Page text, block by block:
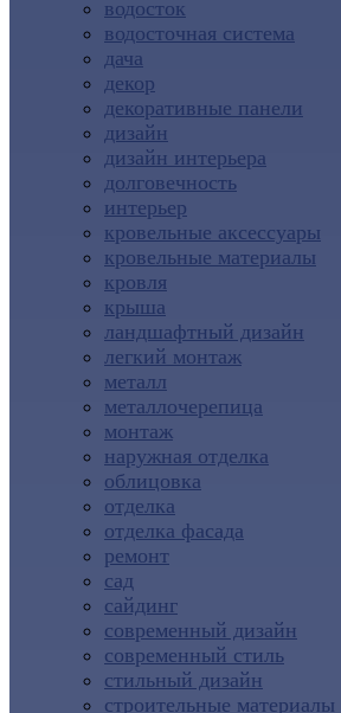
водосток
водосточная система
дача
декор
декоративные панели
дизайн
дизайн интерьера
долговечность
интерьер
кровельные аксессуары
кровельные материалы
кровля
крыша
ландшафтный дизайн
легкий монтаж
металл
металлочерепица
монтаж
наружная отделка
облицовка
отделка
отделка фасада
ремонт
сад
сайдинг
современный дизайн
современный стиль
стильный дизайн
строительные материалы